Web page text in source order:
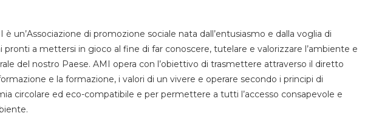
un’Associazione di promozione sociale nata dall’entusiasmo e dalla voglia di
a mettersi in gioco al fine di far conoscere, tutelare e valorizzare l’ambiente e
del nostro Paese. AMI opera con l’obiettivo di trasmettere attraverso il diretto
e la formazione, i valori di un vivere e operare secondo i principi di
circolare ed eco-compatibile e per permettere a tutti l’accesso consapevole e